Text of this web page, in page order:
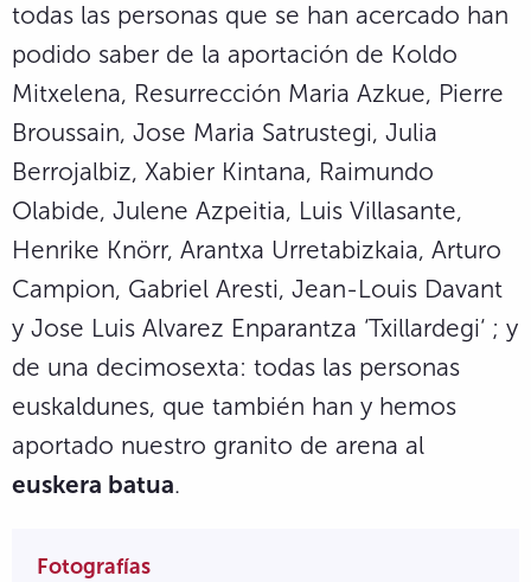
todas las personas que se han acercado han
podido saber de la aportación de Koldo
Mitxelena, Resurrección Maria Azkue, Pierre
Broussain, Jose Maria Satrustegi, Julia
Berrojalbiz, Xabier Kintana, Raimundo
Olabide, Julene Azpeitia, Luis Villasante,
Henrike Knörr, Arantxa Urretabizkaia, Arturo
Campion, Gabriel Aresti, Jean-Louis Davant
y Jose Luis Alvarez Enparantza ‘Txillardegi‘ ; y
de una decimosexta: todas las personas
euskaldunes, que también han y hemos
aportado nuestro granito de arena al
euskera batua.
Fotografías